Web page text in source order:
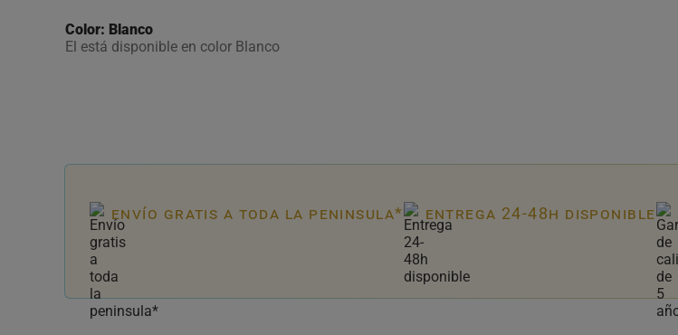
Color: Blanco
El está disponible en color Blanco
envío gratis a toda la peninsula* entrega 24-48h disponible